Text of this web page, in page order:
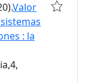
Valor
: la